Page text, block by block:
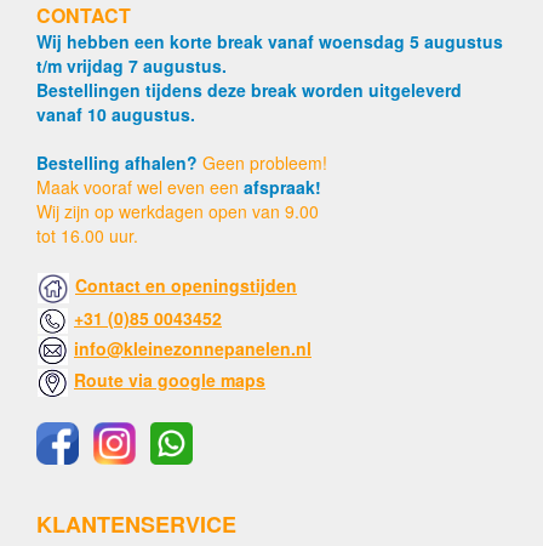
CONTACT
Wij hebben een korte break vanaf woensdag 5 augustus
t/m vrijdag 7 augustus.
Bestellingen tijdens deze break worden uitgeleverd
vanaf 10 augustus.
Bestelling afhalen? Geen probleem!
Maak vooraf wel even een afspraak!
Wij zijn op werkdagen open van 9.00
tot 16.00 uur.
Contact en openingstijden
+31 (0)85 0043452
info@kleinezonnepanelen.nl
Route via google maps
KLANTENSERVICE